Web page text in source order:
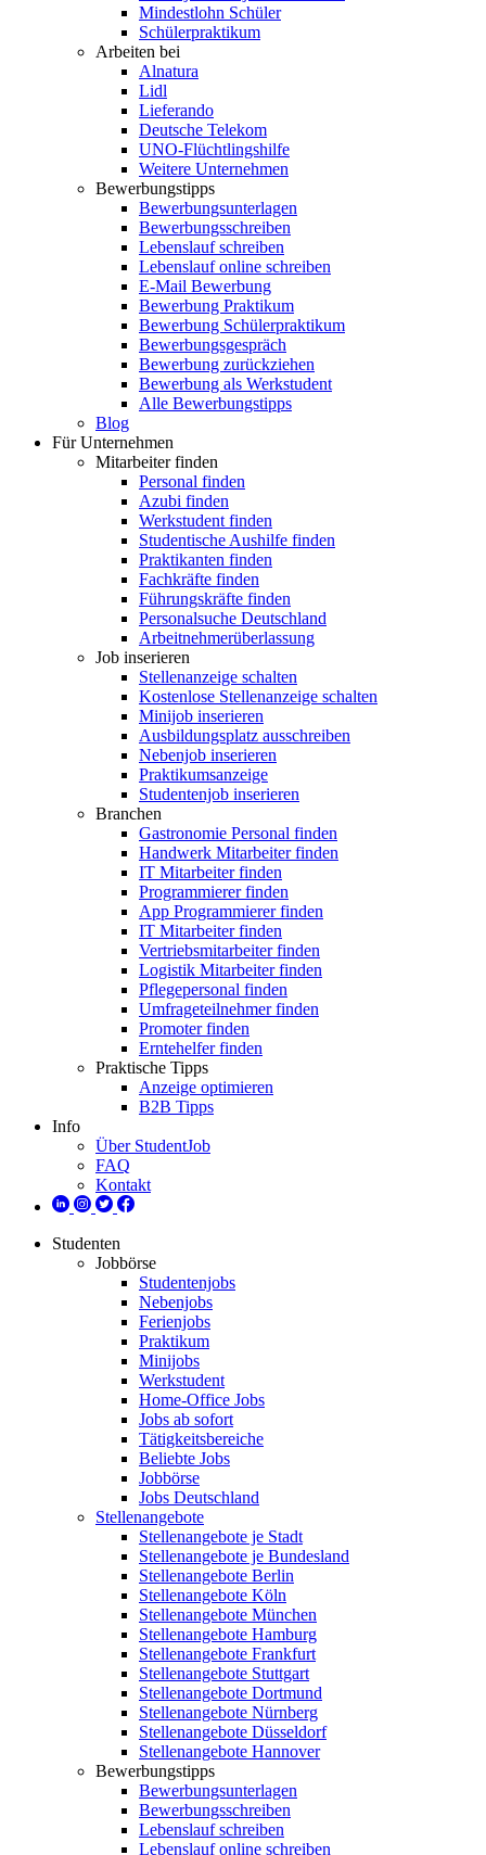
Mindestlohn Schüler
Schülerpraktikum
Arbeiten bei
Alnatura
Lidl
Lieferando
Deutsche Telekom
UNO-Flüchtlingshilfe
Weitere Unternehmen
Bewerbungstipps
Bewerbungsunterlagen
Bewerbungsschreiben
Lebenslauf schreiben
Lebenslauf online schreiben
E-Mail Bewerbung
Bewerbung Praktikum
Bewerbung Schülerpraktikum
Bewerbungsgespräch
Bewerbung zurückziehen
Bewerbung als Werkstudent
Alle Bewerbungstipps
Blog
Für Unternehmen
Mitarbeiter finden
Personal finden
Azubi finden
Werkstudent finden
Studentische Aushilfe finden
Praktikanten finden
Fachkräfte finden
Führungskräfte finden
Personalsuche Deutschland
Arbeitnehmerüberlassung
Job inserieren
Stellenanzeige schalten
Kostenlose Stellenanzeige schalten
Minijob inserieren
Ausbildungsplatz ausschreiben
Nebenjob inserieren
Praktikumsanzeige
Studentenjob inserieren
Branchen
Gastronomie Personal finden
Handwerk Mitarbeiter finden
IT Mitarbeiter finden
Programmierer finden
App Programmierer finden
IT Mitarbeiter finden
Vertriebsmitarbeiter finden
Logistik Mitarbeiter finden
Pflegepersonal finden
Umfrageteilnehmer finden
Promoter finden
Erntehelfer finden
Praktische Tipps
Anzeige optimieren
B2B Tipps
Info
Über StudentJob
FAQ
Kontakt
Studenten
Jobbörse
Studentenjobs
Nebenjobs
Ferienjobs
Praktikum
Minijobs
Werkstudent
Home-Office Jobs
Jobs ab sofort
Tätigkeitsbereiche
Beliebte Jobs
Jobbörse
Jobs Deutschland
Stellenangebote
Stellenangebote je Stadt
Stellenangebote je Bundesland
Stellenangebote Berlin
Stellenangebote Köln
Stellenangebote München
Stellenangebote Hamburg
Stellenangebote Frankfurt
Stellenangebote Stuttgart
Stellenangebote Dortmund
Stellenangebote Nürnberg
Stellenangebote Düsseldorf
Stellenangebote Hannover
Bewerbungstipps
Bewerbungsunterlagen
Bewerbungsschreiben
Lebenslauf schreiben
Lebenslauf online schreiben